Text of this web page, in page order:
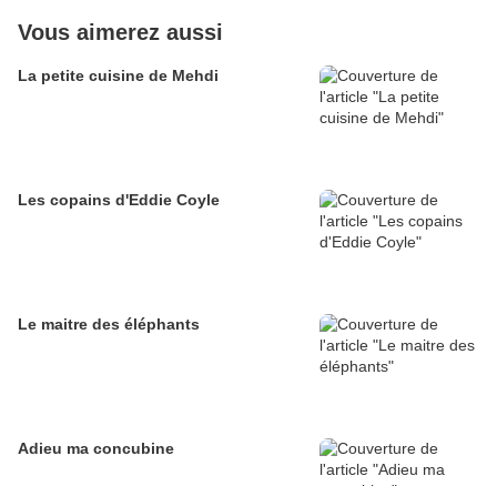
Vous aimerez aussi
La petite cuisine de Mehdi
Les copains d'Eddie Coyle
Le maitre des éléphants
Adieu ma concubine